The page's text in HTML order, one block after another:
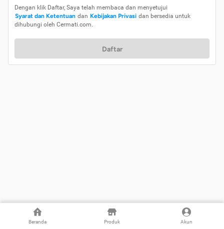
Beranda Produk Akun
Dengan klik Daftar, Saya telah membaca dan menyetujui
Syarat dan Ketentuan dan Kebijakan Privasi dan bersedia untuk
dihubungi oleh Cermati.com.
Daftar